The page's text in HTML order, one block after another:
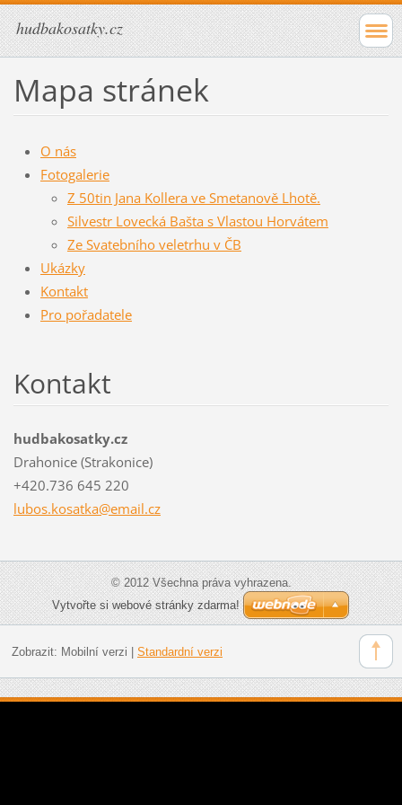
hudbakosatky.cz
Mapa stránek
O nás
Fotogalerie
Z 50tin Jana Kollera ve Smetanově Lhotě.
Silvestr Lovecká Bašta s Vlastou Horvátem
Ze Svatebního veletrhu v ČB
Ukázky
Kontakt
Pro pořadatele
Kontakt
hudbakosatky.cz
Drahonice (Strakonice)
+420.736 645 220
lubos.kosatka@email.cz
© 2012 Všechna práva vyhrazena.
Vytvořte si webové stránky zdarma!
Zobrazit: Mobilní verzi Standardní verzi